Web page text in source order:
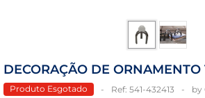
DECORAÇÃO DE ORNAMENTO
Produto Esgotado Ref: 541-432413 by